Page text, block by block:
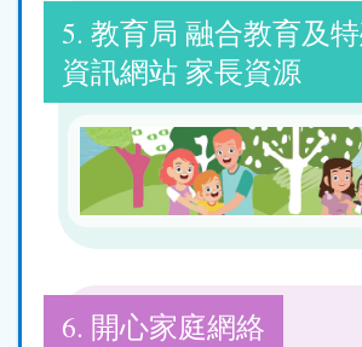
5. 教育局 融合教育及
資訊網站 家長資源
6. 開心家庭網絡